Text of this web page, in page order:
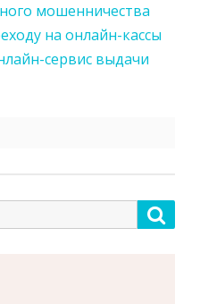
мошенничества
на онлайн-кассы
сервис выдачи